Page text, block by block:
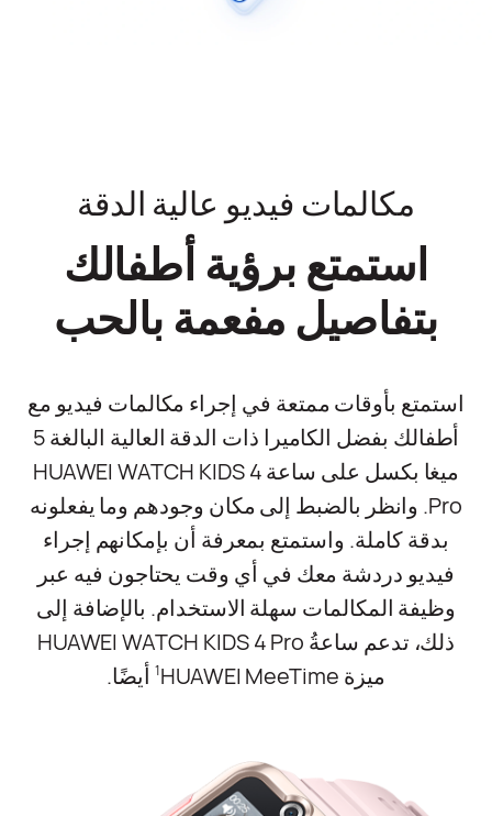
مكالمات فيديو عالية الدقة
استمتع برؤية أطفالك
بتفاصيل مفعمة بالحب
استمتع بأوقات ممتعة في إجراء مكالمات فيديو مع
أطفالك بفضل الكاميرا ذات الدقة العالية البالغة 5
ميغا بكسل على ساعة HUAWEI WATCH KIDS 4
Pro. وانظر بالضبط إلى مكان وجودهم وما يفعلونه
بدقة كاملة. واستمتع بمعرفة أن بإمكانهم إجراء
فيديو دردشة معك في أي وقت يحتاجون فيه عبر
وظيفة المكالمات سهلة الاستخدام. بالإضافة إلى
ذلك، تدعم ساعةُ HUAWEI WATCH KIDS 4 Pro
ميزة HUAWEI MeeTime‏
1 أيضًا.